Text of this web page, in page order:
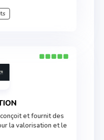
conçoit et fournit des
la valorisation et le